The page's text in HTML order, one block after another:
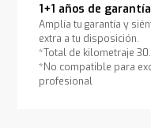
1+1 años de garantía
Amplía tu garantía y
extra a tu disposición.
*Total de kilometraje
*No compatible para
profesional